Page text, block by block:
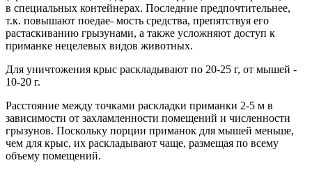
в специальных контейнерах. Последние предпочтительнее,
т.к. повышают поедае- мость средства, препятствуя его
растаскиванию грызунами, а также усложняют доступ к
приманке нецелевых видов животных.
Для уничтожения крыс раскладывают по 20-25 г, от мышей -
10-20 г.
Расстояние между точками раскладки приманки 2-5 м в
зависимости от захламленности помещений и численности
грызунов. Поскольку порции приманок для мышей меньше,
чем для крыс, их раскладывают чаще, размещая по всему
объему помещений.